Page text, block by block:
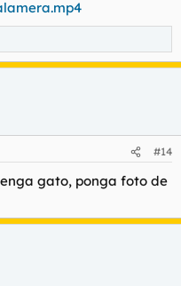
#14
gato, ponga foto de